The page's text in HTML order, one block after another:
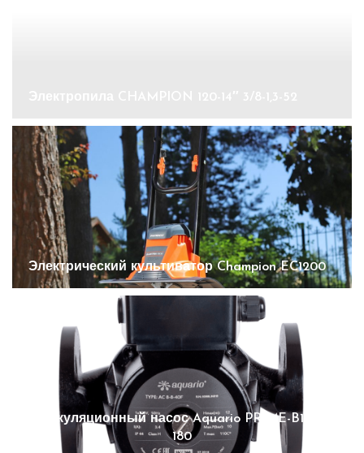
Электрический культиватор Champion EC1200
Циркуляционный насос Aquario PRIME-B1-258-
180